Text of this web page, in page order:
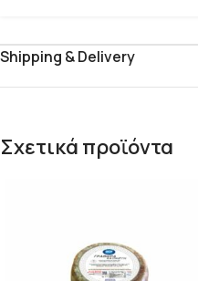
Shipping & Delivery
Σχετικά προϊόντα